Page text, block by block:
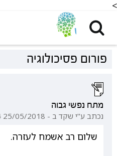
<
פורום פסיכולוגיה
מתח נפשי גבוה
נכתב ע"י שקד ב - 25/05/2018 18:49:34
שלום רב אשמח לעזרה.